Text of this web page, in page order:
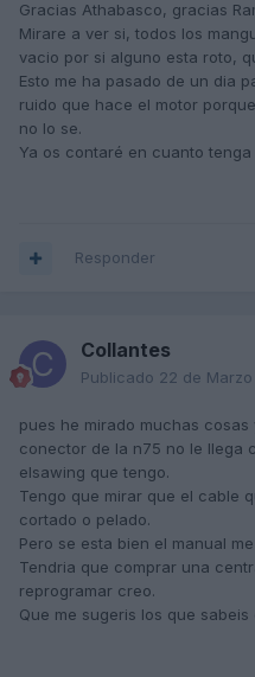
Gracias Athabasco, gracias
Mirare a ver si, todos los
vacio por si alguno esta roto,
Esto me ha pasado de un dia
ruido que hace el motor
no lo se.
Ya os contaré en cuanto
Responder
Collantes
Publicado 22 de
pues he mirado muchas
conector de la n75 no le llega
elsawing que tengo.
Tengo que mirar que el cable
cortado o pelado.
Pero se esta bien el manual
Tendria que comprar una
reprogramar creo.
Que me sugeris los que